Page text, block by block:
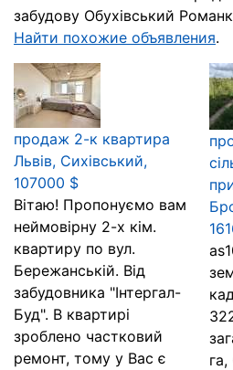
забудову Обухівський
Найти похожие объявления.
продаж 2-к квартира
Львів, Сихівський,
107000 $
Вітаю! Пропонуємо вам
неймовірну 2-х кім.
квартиру по вул.
Бережанській. Від
забудовника "Інтергал-
Буд". В квартирі
зроблено частковий
ремонт, тому у Вас є